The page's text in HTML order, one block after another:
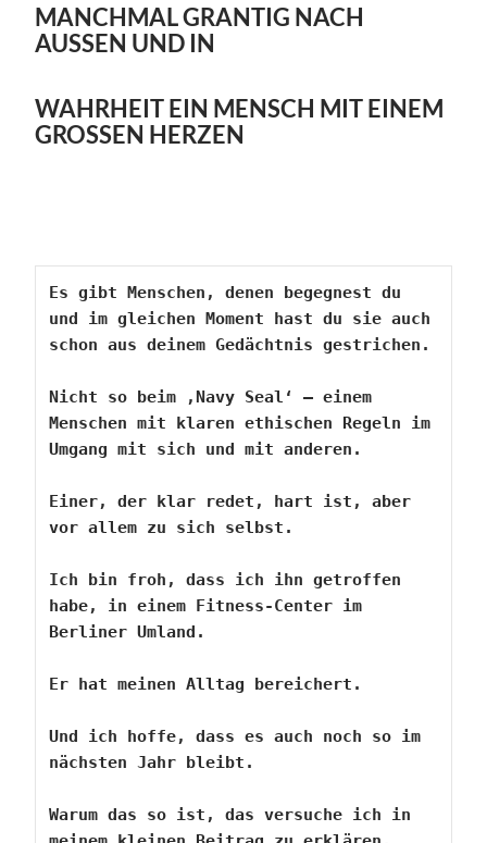
MANCHMAL GRANTIG NACH
AUSSEN UND IN
WAHRHEIT EIN MENSCH MIT EINEM
GROSSEN HERZEN
Es gibt Menschen, denen begegnest du
und im gleichen Moment hast du sie auch
schon aus deinem Gedächtnis gestrichen.
Nicht so beim ‚Navy Seal‘ – einem
Menschen mit klaren ethischen Regeln im
Umgang mit sich und mit anderen.
Einer, der klar redet, hart ist, aber
vor allem zu sich selbst.
Ich bin froh, dass ich ihn getroffen
habe, in einem Fitness-Center im
Berliner Umland.
Er hat meinen Alltag bereichert.
Und ich hoffe, dass es auch noch so im
nächsten Jahr bleibt.
Warum das so ist, das versuche ich in